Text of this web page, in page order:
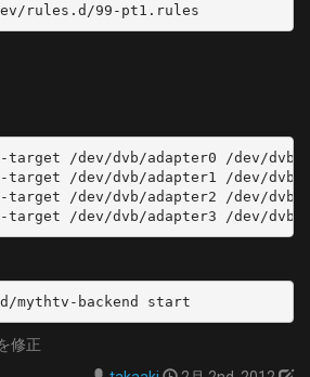
rules.d/99-pt1.rules
target /dev/dvb/adapter0 /dev/dvb/
target /dev/dvb/adapter1 /dev/dvb/
target /dev/dvb/adapter2 /dev/dvb/
target /dev/dvb/adapter3 /dev/dvb/
backend start
修正